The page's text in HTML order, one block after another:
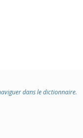
dans le dictionnaire.